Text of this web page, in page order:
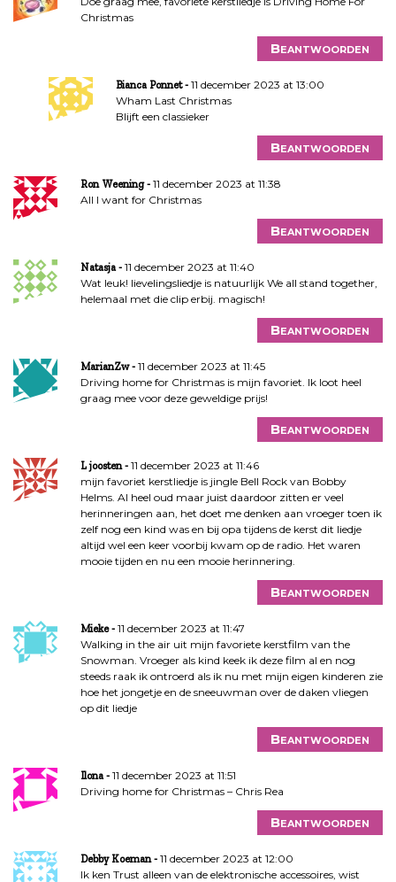
Christmas
Beantwoorden
Bianca Ponnet
11 december 2023 at 13:00
Wham Last Christmas
Blijft een classieker
Beantwoorden
Ron Weening
11 december 2023 at 11:38
All I want for Christmas
Beantwoorden
Natasja
11 december 2023 at 11:40
Wat leuk! lievelingsliedje is natuurlijk We all stand together,
helemaal met die clip erbij. magisch!
Beantwoorden
MarianZw
11 december 2023 at 11:45
Driving home for Christmas is mijn favoriet. Ik loot heel
graag mee voor deze geweldige prijs!
Beantwoorden
L joosten
11 december 2023 at 11:46
mijn favoriet kerstliedje is jingle Bell Rock van Bobby
Helms. Al heel oud maar juist daardoor zitten er veel
herinneringen aan, het doet me denken aan vroeger toen ik
zelf nog een kind was en bij opa tijdens de kerst dit liedje
altijd wel een keer voorbij kwam op de radio. Het waren
mooie tijden en nu een mooie herinnering.
Beantwoorden
Mieke
11 december 2023 at 11:47
Walking in the air uit mijn favoriete kerstfilm van the
Snowman. Vroeger als kind keek ik deze film al en nog
steeds raak ik ontroerd als ik nu met mijn eigen kinderen zie
hoe het jongetje en de sneeuwman over de daken vliegen
op dit liedje
Beantwoorden
Ilona
11 december 2023 at 11:51
Driving home for Christmas – Chris Rea
Beantwoorden
Debby Koeman
11 december 2023 at 12:00
Ik ken Trust alleen van de elektronische accessoires, wist